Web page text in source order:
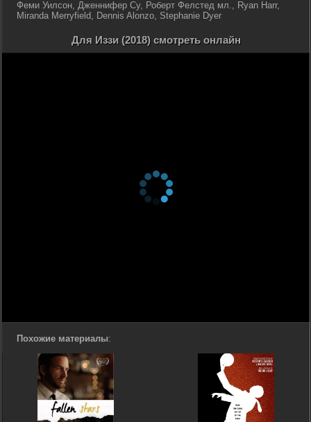
Феми Уилсон, Дженнифер Су, Роберт Фелстед мл., Ryan Harr,
Miranda Merryfield, Dennis Alonzo, Stephanie Dyer
Для Иззи (2018) смотреть онлайн
Похожие материалы: